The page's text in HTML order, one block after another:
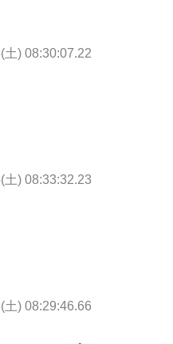
土) 08:30:07.22
土) 08:33:32.23
土) 08:29:46.66